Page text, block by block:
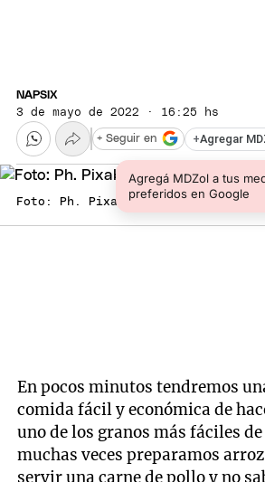
NAPSIX
3 de mayo de 2022 · 16:25 hs
+Agregar
Agregá MDZol a tus
preferidos en Google
+ Seguir en
Foto: Ph. Pixabay
En pocos minutos tendremos
comida fácil y económica de
uno de los granos más fáciles
muchas veces preparamos
servir una carne de pollo y no